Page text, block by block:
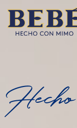
Hecho